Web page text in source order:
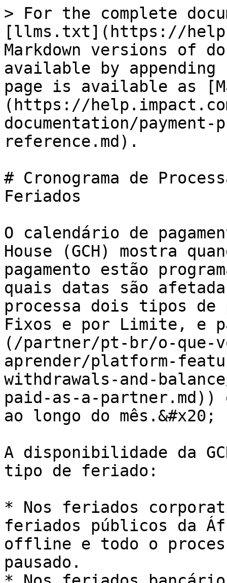
> For the complete
[llms.txt](https://
Markdown versions of
available by
page is available as
(https://
documentation/
reference.md).
# Cronograma de
Feriados
O calendário de
House (GCH) mostra
pagamento estão
quais datas são
processa dois tipos de
Fixos e por Limite, e
(/partner/pt-br/o-que-
aprender/platform-
withdrawals-and-
paid-as-a-partner.md))
ao longo do mês.&#x20;
A disponibilidade da
tipo de feriado:
* Nos feriados
feriados públicos da
offline e todo o
pausado.